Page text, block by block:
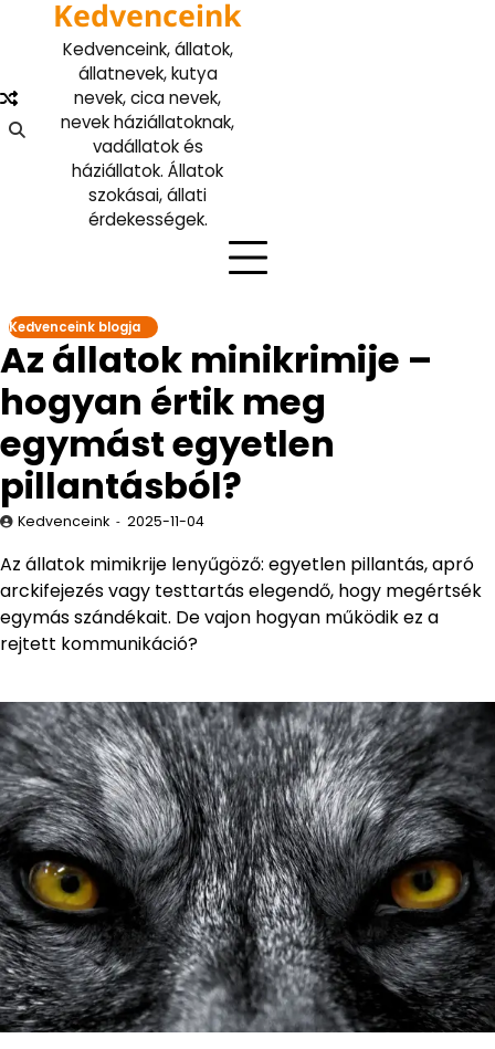
Kedvenceink
Kedvenceink, állatok,
állatnevek, kutya
nevek, cica nevek,
nevek háziállatoknak,
vadállatok és
háziállatok. Állatok
szokásai, állati
érdekességek.
Kedvenceink blogja
Az állatok minikrimije –
hogyan értik meg
egymást egyetlen
pillantásból?
Kedvenceink 2025-11-04
Az állatok mimikrije lenyűgöző: egyetlen pillantás, apró
arckifejezés vagy testtartás elegendő, hogy megértsék
egymás szándékait. De vajon hogyan működik ez a
rejtett kommunikáció?